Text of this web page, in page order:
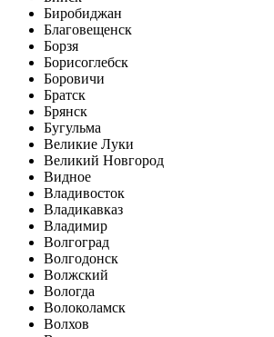
Биробиджан
Благовещенск
Борзя
Борисоглебск
Боровичи
Братск
Брянск
Бугульма
Великие Луки
Великий Новгород
Видное
Владивосток
Владикавказ
Владимир
Волгоград
Волгодонск
Волжский
Вологда
Волоколамск
Волхов